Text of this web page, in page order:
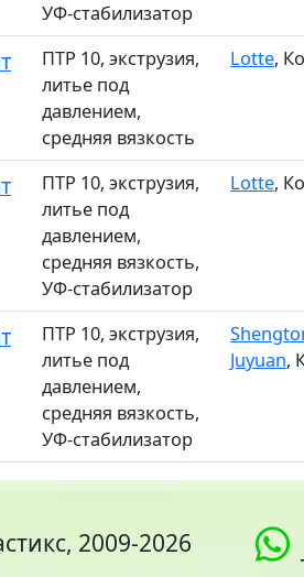
УФ-стабилизатор
ПТР 10, экструзия,
литье под
давлением,
средняя вязкость
Lotte,
ПТР 10, экструзия,
литье под
давлением,
средняя вязкость,
УФ-стабилизатор
Lotte,
ПТР 10, экструзия,
литье под
давлением,
средняя вязкость,
УФ-стабилизатор
Juyuan,
2009-2026